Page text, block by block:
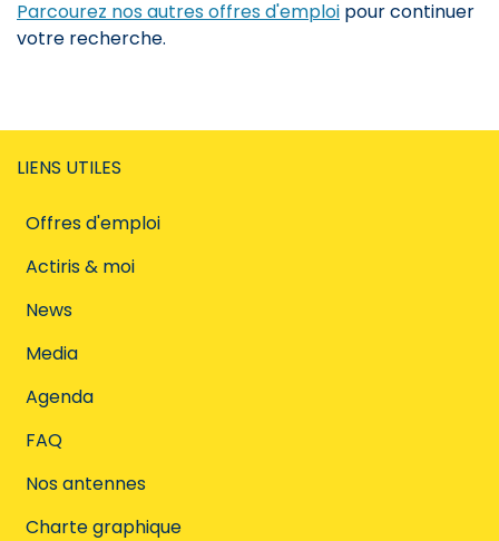
Parcourez nos autres offres d'emploi pour continuer
votre recherche.
LIENS UTILES
Offres d'emploi
Actiris & moi
News
Media
Agenda
FAQ
Nos antennes
Charte graphique